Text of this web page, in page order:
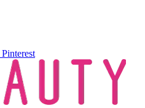
Pinterest